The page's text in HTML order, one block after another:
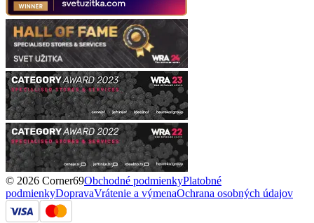
© 2026 Corner69Obchodné podmienkyPlatobné
podmienkyDopravaVrátenie a výmenaOchrana osobných údajov